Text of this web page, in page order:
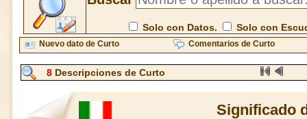
Solo con Datos. Solo con
Nuevo dato de Curto Comentarios de Curto
8Descripciones de Curto
Significado